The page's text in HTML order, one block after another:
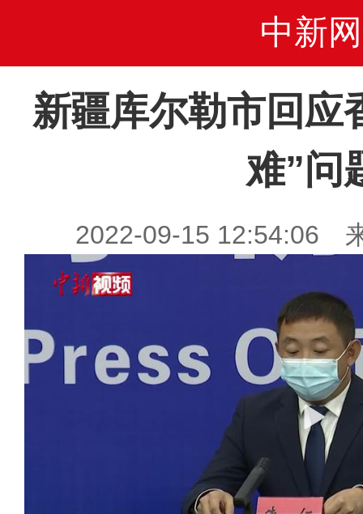
中新网
新疆库尔勒市回应
难”问
2022-09-15 12:54:06